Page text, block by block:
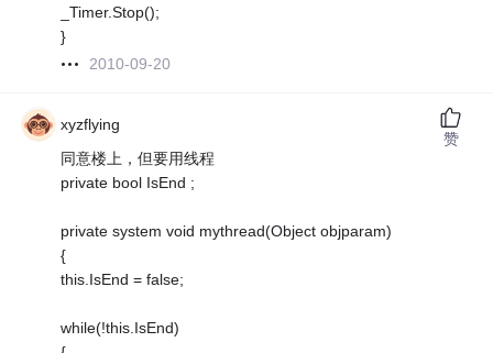
_Timer.Stop();
}
2010-09-20
xyzflying
同意楼上，但要用线程
private bool IsEnd ;
private system void mythread(Object objparam)
{
this.IsEnd = false;
while(!this.IsEnd)
赞